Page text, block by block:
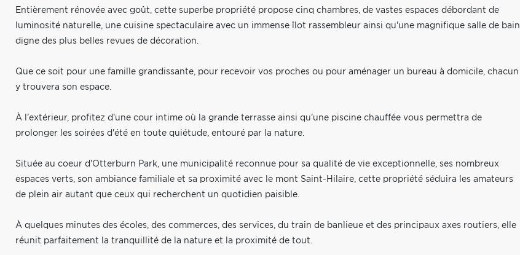
Entièrement rénovée avec goût, cette superbe propriété propose cinq chambres, de vastes espaces débordant de
luminosité naturelle, une cuisine spectaculaire avec un immense îlot rassembleur ainsi qu'une magnifique salle de bain
digne des plus belles revues de décoration.
Que ce soit pour une famille grandissante, pour recevoir vos proches ou pour aménager un bureau à domicile, chacun
y trouvera son espace.
À l'extérieur, profitez d'une cour intime où la grande terrasse ainsi qu'une piscine chauffée vous permettra de
prolonger les soirées d'été en toute quiétude, entouré par la nature.
Située au coeur d'Otterburn Park, une municipalité reconnue pour sa qualité de vie exceptionnelle, ses nombreux
espaces verts, son ambiance familiale et sa proximité avec le mont Saint-Hilaire, cette propriété séduira les amateurs
de plein air autant que ceux qui recherchent un quotidien paisible.
À quelques minutes des écoles, des commerces, des services, du train de banlieue et des principaux axes routiers, elle
réunit parfaitement la tranquillité de la nature et la proximité de tout.